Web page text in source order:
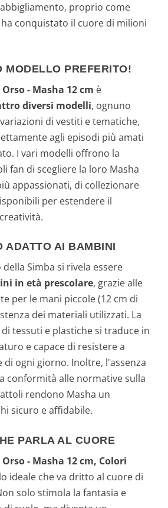
proprio come
ha conquistato il cuore di milioni
MODELLO PREFERITO!
- Masha 12 cm è
diversi modelli, ognuno
di vestiti e tematiche,
agli episodi più amati
I vari modelli offrono la
fan di scegliere la loro Masha
appassionati, di collezionare
per estendere il
ADATTO AI BAMBINI
Simba si rivela essere
in età prescolare, grazie alle
per le mani piccole (12 cm di
dei materiali utilizzati. La
tessuti e plastiche si traduce in
e capace di resistere a
di ogni giorno. Inoltre, l'assenza
conformità alle normative sulla
rendono Masha un
sicuro e affidabile.
PARLA AL CUORE
- Masha 12 cm, Colori
ideale che va dritto al cuore di
solo stimola la fantasia e